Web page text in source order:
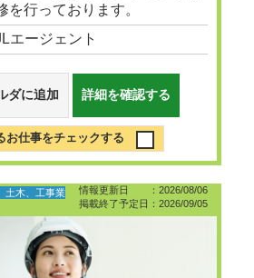
を行っております。
エージェント
ダに追加 詳細を確認する
お仕事をチェックする
情報更新日 ：2026/08/06
掲載終了予定日：2026/09/05
土木、工事業